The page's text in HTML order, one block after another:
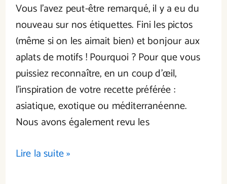
Vous l’avez peut-être remarqué, il y a eu du
nouveau sur nos étiquettes. Fini les pictos
(même si on les aimait bien) et bonjour aux
aplats de motifs ! Pourquoi ? Pour que vous
puissiez reconnaître, en un coup d’œil,
l’inspiration de votre recette préférée :
asiatique, exotique ou méditerranéenne.
Nous avons également revu les
Lire la suite »